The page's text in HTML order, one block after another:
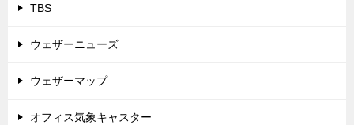
TBS
ウェザーニューズ
ウェザーマップ
オフィス気象キャスター